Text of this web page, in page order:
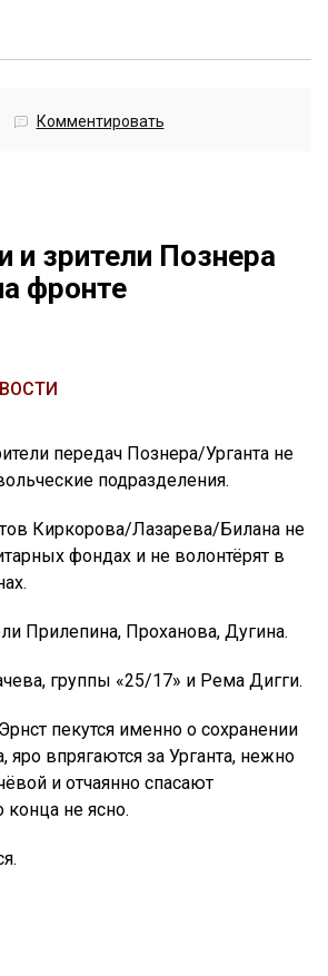
Комментировать
и зрители Познера
фронте
передач Познера/Урганта не
подразделения.
Киркорова/Лазарева/Билана не
фондах и не волонтёрят в
Прилепина, Проханова, Дугина.
группы «25/17» и Рема Дигги.
пекутся именно о сохранении
яро впрягаются за Урганта, нежно
и отчаянно спасают
не ясно.